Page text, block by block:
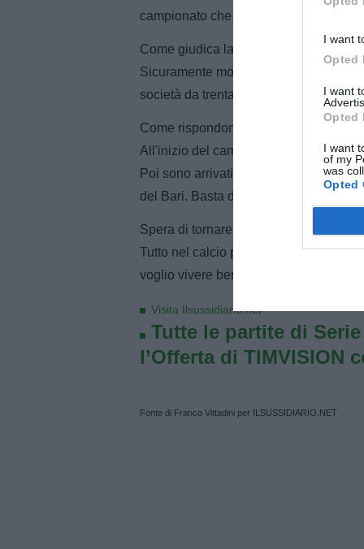
I want
Opted
I want
Opted
I want
of my
was
Opted
campionato che avremmo stupito tutti
Come giudica la presidenza Matarrese?
Sicuramente molto bene. La famiglia
società da trentadue anni ed è
Come rispondono la città e i tifosi a
All'inizio del campionato c'era molto
Poi sono arrivati i risultati e
del Bari. Basta dire che a Genova
Spera di tornare in futuro a allenare
Tutto nel calcio può succedere. Non
voglio vivere bene questa stagione al
Visita Ilsussidiario.net
Tutte le partite di
l’Offerta di TIMVISION
Fonte di Franco Vittadini per ILSUSSIDIARIO.NET